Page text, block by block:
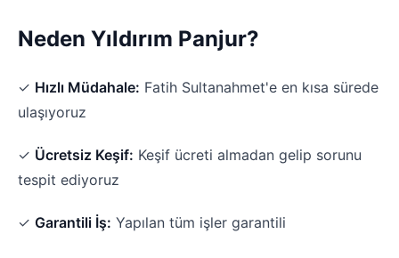
Neden Yıldırım Panjur?
✓ Hızlı Müdahale: Fatih Sultanahmet'e en kısa sürede
ulaşıyoruz
✓ Ücretsiz Keşif: Keşif ücreti almadan gelip sorunu
tespit ediyoruz
✓ Garantili İş: Yapılan tüm işler garantili